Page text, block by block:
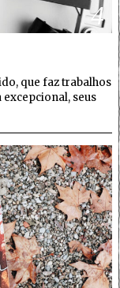
4
que faz trabalhos
seus